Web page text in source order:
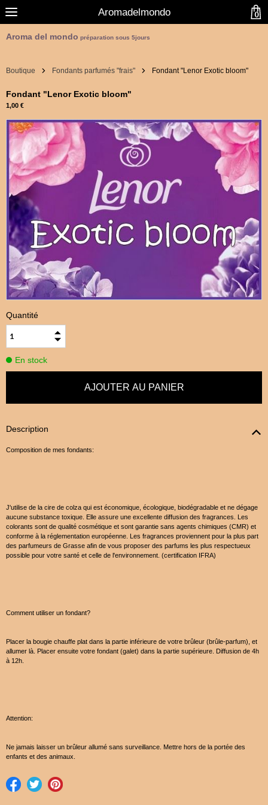
Aromadelmondo
Aroma del mondo préparation sous 5jours
Boutique Fondants parfumés "frais" Fondant "Lenor Exotic bloom"
Fondant "Lenor Exotic bloom"
1,00 €
Quantité
En stock
Description
Composition de mes fondants:
J'utilise de la cire de colza qui est économique, écologique, biodégradable et ne dégage
aucune substance toxique. Elle assure une excellente diffusion des fragrances. Les
colorants sont de qualité cosmétique et sont garantie sans agents chimiques (CMR) et
conforme à la réglementation européenne. Les fragrances proviennent pour la plus part
des parfumeurs de Grasse afin de vous proposer des parfums les plus respectueux
possible pour votre santé et celle de l'environnement. (certification IFRA)
Comment utiliser un fondant?
Placer la bougie chauffe plat dans la partie inférieure de votre brûleur (brûle-parfum), et
allumer là. Placer ensuite votre fondant (galet) dans la partie supérieure. Diffusion de 4h
à 12h.
Attention:
Ne jamais laisser un brûleur allumé sans surveillance. Mettre hors de la portée des
enfants et des animaux.
0